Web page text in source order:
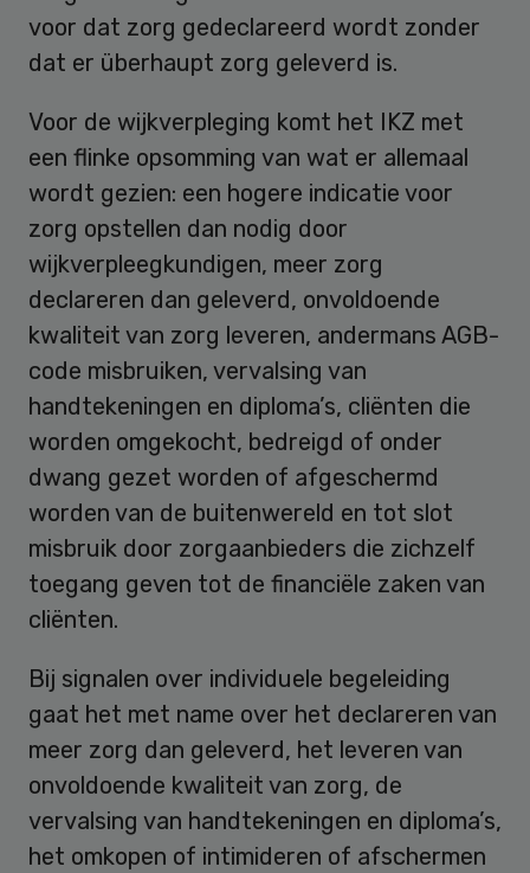
voor dat zorg gedeclareerd wordt zonder
dat er überhaupt zorg geleverd is.
Voor de wijkverpleging komt het IKZ met
een flinke opsomming van wat er allemaal
wordt gezien: een hogere indicatie voor
zorg opstellen dan nodig door
wijkverpleegkundigen, meer zorg
declareren dan geleverd, onvoldoende
kwaliteit van zorg leveren, andermans AGB-
code misbruiken, vervalsing van
handtekeningen en diploma’s, cliënten die
worden omgekocht, bedreigd of onder
dwang gezet worden of afgeschermd
worden van de buitenwereld en tot slot
misbruik door zorgaanbieders die zichzelf
toegang geven tot de financiële zaken van
cliënten.
Bij signalen over individuele begeleiding
gaat het met name over het declareren van
meer zorg dan geleverd, het leveren van
onvoldoende kwaliteit van zorg, de
vervalsing van handtekeningen en diploma’s,
het omkopen of intimideren of afschermen